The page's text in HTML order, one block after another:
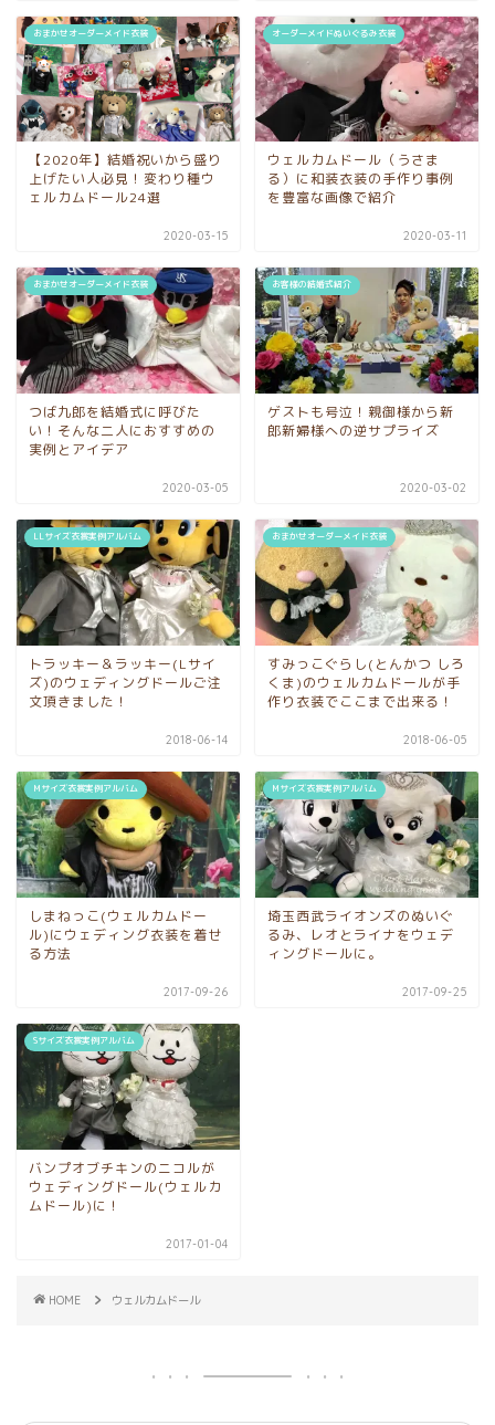
おまかせオーダーメイド衣装
【2020年】結婚祝いから盛り
上げたい人必見！変わり種ウ
ェルカムドール24選
2020-03-15
オーダーメイドぬいぐるみ衣装
ウェルカムドール（うさま
る）に和装衣装の手作り事例
を豊富な画像で紹介
2020-03-11
おまかせオーダーメイド衣装
つば九郎を結婚式に呼びた
い！そんな二人におすすめの
実例とアイデア
2020-03-05
お客様の結婚式紹介
ゲストも号泣！親御様から新
郎新婦様への逆サプライズ
2020-03-02
LLサイズ衣裳実例アルバム
トラッキー＆ラッキー(Lサイ
ズ)のウェディングドールご注
文頂きました！
2018-06-14
おまかせオーダーメイド衣装
すみっこぐらし(とんかつ しろ
くま)のウェルカムドールが手
作り衣装でここまで出来る！
2018-06-05
Mサイズ衣裳実例アルバム
しまねっこ(ウェルカムドー
ル)にウェディング衣装を着せ
る方法
2017-09-26
Mサイズ衣裳実例アルバム
埼玉西武ライオンズのぬいぐ
るみ、レオとライナをウェデ
ィングドールに。
2017-09-25
Sサイズ衣裳実例アルバム
バンプオブチキンのニコルが
ウェディングドール(ウェルカ
ムドール)に！
2017-01-04
HOME ウェルカムドール